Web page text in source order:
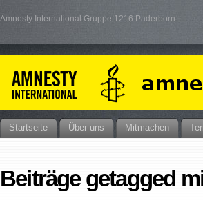
Amnesty International Gruppe 1216 Paderborn
Startseite Über uns Mitmachen
Beiträge getagged